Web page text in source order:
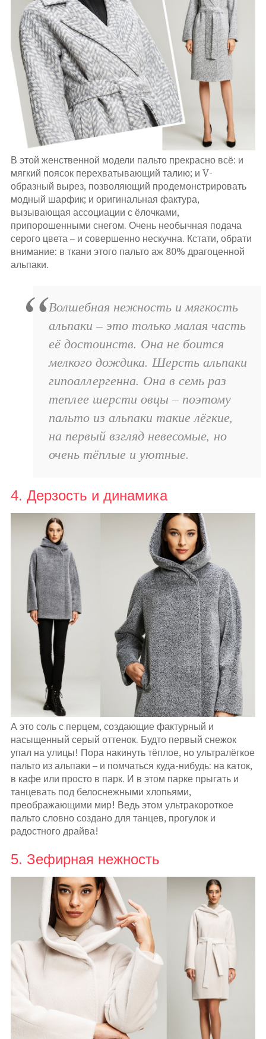
В этой женственной модели пальто прекрасно всё: и
мягкий поясок перехватывающий талию; и V-
образный вырез, позволяющий продемонстрировать
модный шарфик; и оригинальная фактура,
вызывающая ассоциации с ёлочками,
припорошенными снегом. Очень необычная подача
серого цвета – и совершенно нескучна. Кстати, обрати
внимание: в ткани этого пальто аж 80% драгоценной
альпаки.
Волшебная нежность и мягкость
альпаки – это только малая часть
её достоинств. Она не боится
мелкого дождика. Шерсть альпаки
гипоаллергенна. Она в семь раз
теплее шерсти овцы – поэтому
пальто из альпаки такие лёгкие,
на первый взгляд невесомые, но
очень тёплые и уютные.
4. Дерзость и динамика
А это соль с перцем, создающие фактурный и
насыщенный серый оттенок. Будто первый снежок
упал на улицы! Пора накинуть тёплое, но ультралёгкое
пальто из альпаки – и помчаться куда-нибудь: на каток,
в кафе или просто в парк. И в этом парке прыгать и
танцевать под белоснежными хлопьями,
преображающими мир! Ведь этом ультракороткое
пальто словно создано для танцев, прогулок и
радостного драйва!
5. Зефирная нежность